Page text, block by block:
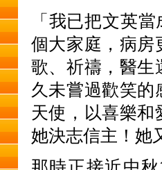
「我已把文英
個大家庭，病房
歌、祈禱，醫生
久未嘗過歡笑的
天使，以喜樂
她決志信主！她